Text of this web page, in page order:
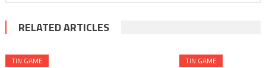
RELATED ARTICLES
TIN GAME TIN GAME